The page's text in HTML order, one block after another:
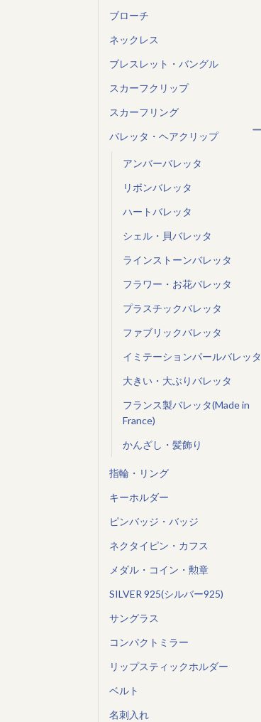
ブローチ
ネックレス
ブレスレット・バングル
スカーフクリップ
スカーフリング
バレッタ・ヘアクリップ
アンバーバレッタ
リボンバレッタ
ハートバレッタ
シェル・貝バレッタ
ラインストーンバレッタ
フラワー・お花バレッタ
プラスチックバレッタ
ファブリックバレッタ
イミテーションパールバレッタ
大きい・大ぶりバレッタ
フランス製バレッタ(Made in
France)
かんざし・髪飾り
指輪・リング
キーホルダー
ピンバッジ・バッジ
ネクタイピン・カフス
メダル・コイン・勲章
SILVER 925(シルバー925)
サングラス
コンパクトミラー
リップスティックホルダー
ベルト
名刺入れ